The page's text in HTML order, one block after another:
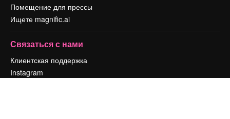
Помещение для прессы
Ищете magnific.ai
Связаться с нами
Клиентская поддержка
Instagram